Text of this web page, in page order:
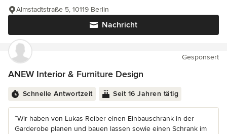
Nachricht
Almstadtstraße 5, 10119 Berlin
Gesponsert
ANEW Interior & Furniture Design
Schnelle Antwortzeit Seit 16 Jahren tätig
“Wir haben von Lukas Reiber einen Einbauschrank in der
Garderobe planen und bauen lassen sowie einen Schrank im